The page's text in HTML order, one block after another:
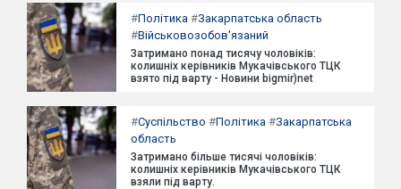
#Політика #Закарпатська область
#Військовозобов'язаний
Затримано понад тисячу чоловіків:
колишніх керівників Мукачівського ТЦК
взято під варту - Новини bigmir)net
#Суспільство #Політика #Закарпатська
область
Затримано більше тисячі чоловіків:
колишніх керівників Мукачівського ТЦК
взяли під варту.